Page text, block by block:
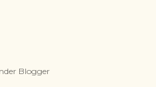
Blogger